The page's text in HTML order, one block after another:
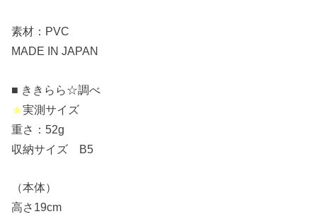
素材：PVC
MADE IN JAPAN
■ ききらら☆調べ
★実測サイズ
重さ：52g
収納サイズ B5
（本体）
高さ19cm